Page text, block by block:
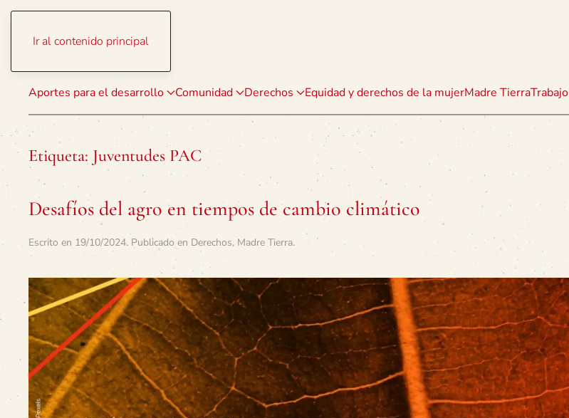
Ir al contenido principal
Aportes para el desarrollo Comunidad Derechos Equidad y derechos de la mujerMadre TierraTrabajo
Etiqueta: Juventudes PAC
Desafíos del agro en tiempos de cambio climático
Escrito en 19/10/2024. Publicado en Derechos, Madre Tierra.